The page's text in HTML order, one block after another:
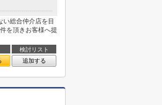
い総合仲介店を目
を頂きお客様へ提
検討リスト
追加する